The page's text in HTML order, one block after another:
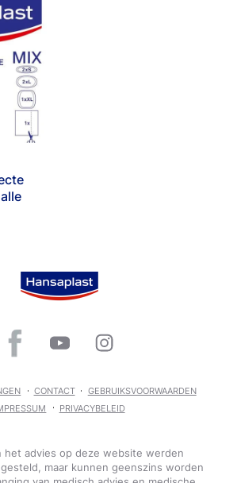
CONTACT
GEBRUIKSVOORWAARDEN
PRIVACYBELEID
het advies op deze website werden
maar kunnen geenszins worden